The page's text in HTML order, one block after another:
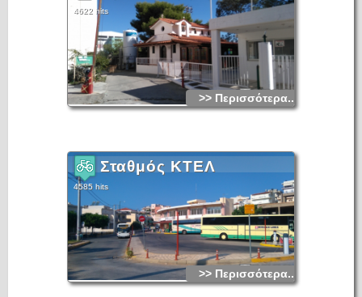
4622 hits
>> Περισσότερα...
Σταθμός ΚΤΕΛ
4585 hits
>> Περισσότερα...